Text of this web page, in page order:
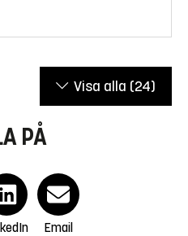
Visa alla (24)
PÅ
Email